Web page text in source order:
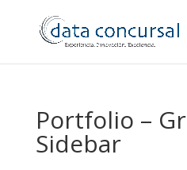
Portfolio –
Sidebar